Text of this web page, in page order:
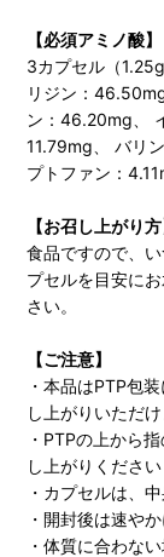
【必須アミノ酸】
3カプセル（
リジン：
ン：46.20mg、
11.79mg、 バリ
プトファン：
【お召し上がり方
食品ですので、
プセルを目安に
さい。
【ご注意】
・本品はPTP包
し上がりいただ
・PTPの上から
し上がりください
・カプセルは、
・開封後は速や
・体質に合わな